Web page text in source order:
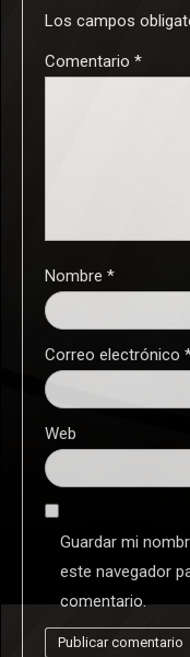
Los campos
Comentario *
Nombre *
Correo electrónico
Web
Guardar mi
este navegador
comentario.